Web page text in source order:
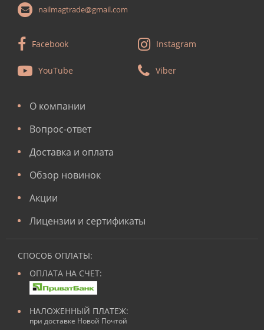
nailmagtrade@gmail.com
Facebook Instagram
YouTube Viber
О компании
Вопрос-ответ
Доставка и оплата
Обзор новинок
Акции
Лицензии и сертификаты
СПОСОБ ОПЛАТЫ:
ОПЛАТА НА СЧЕТ:
НАЛОЖЕННЫЙ ПЛАТЕЖ:
при доставке Новой Почтой